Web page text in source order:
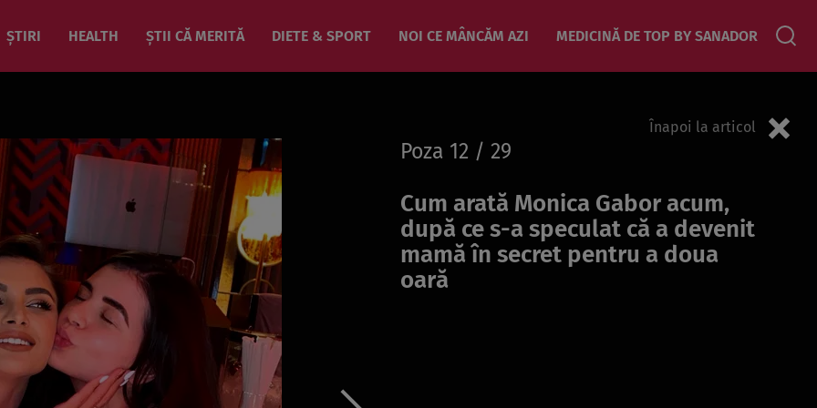
ȘTIRI HEALTH ȘTII CĂ MERITĂ DIETE & SPORT NOI CE MÂNCĂM AZI MEDICINĂ DE TOP BY SANADOR
Înapoi la articol
Poza 12 / 29
Cum arată Monica Gabor acum,
după ce s-a speculat că a devenit
mamă în secret pentru a doua
oară